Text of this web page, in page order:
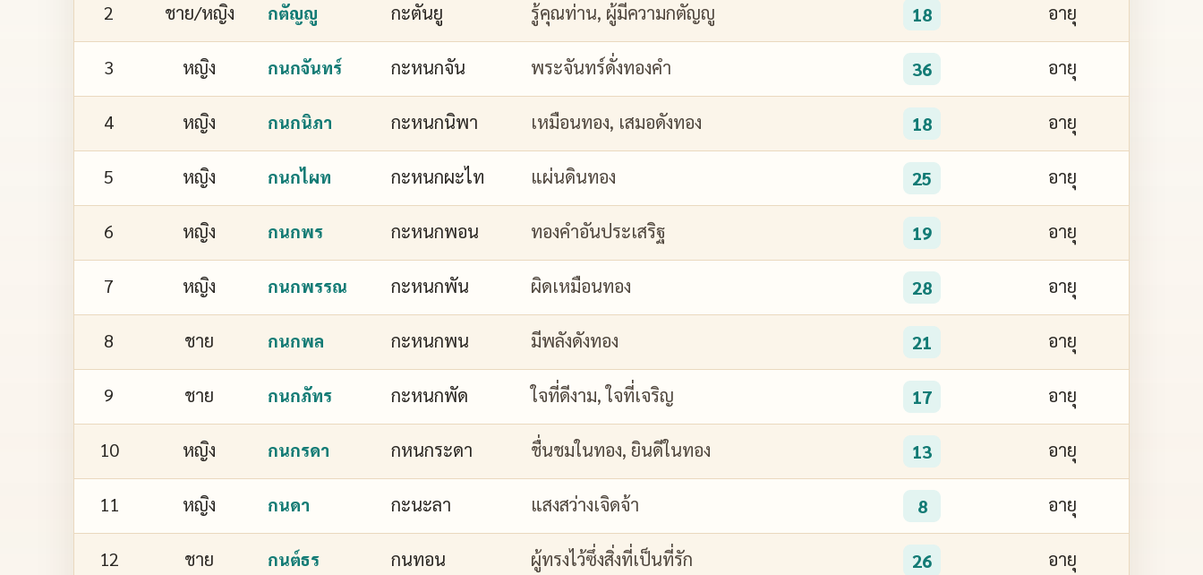
2 ชาย/หญิง กตัญญู กะตันยู รู้คุณท่าน, ผู้มีความกตัญญู 18 อายุ
3 หญิง กนกจันทร์ กะหนกจัน พระจันทร์ดั่งทองคำ 36 อายุ
4 หญิง กนกนิภา กะหนกนิพา เหมือนทอง, เสมอดังทอง 18 อายุ
5 หญิง กนกไผท กะหนกผะไท แผ่นดินทอง 25 อายุ
6 หญิง กนกพร กะหนกพอน ทองคำอันประเสริฐ 19 อายุ
7 หญิง กนกพรรณ กะหนกพัน ผิดเหมือนทอง 28 อายุ
8 ชาย กนกพล กะหนกพน มีพลังดังทอง 21 อายุ
9 ชาย กนกภัทร กะหนกพัด ใจที่ดีงาม, ใจที่เจริญ 17 อายุ
10 หญิง กนกรดา กหนกระดา ชื่นชมในทอง, ยินดีในทอง 13 อายุ
11 หญิง กนดา กะนะลา แสงสว่างเจิดจ้า 8 อายุ
12 ชาย กนต์ธร กนทอน ผู้ทรงไว้ซึ่งสิ่งที่เป็นที่รัก 26 อายุ